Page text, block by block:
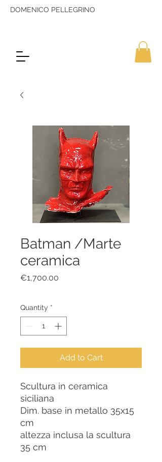
DOMENICO PELLEGRINO
Batman /Marte
ceramica
€1,700.00
Quantity *
Add to Cart
Scultura in ceramica
siciliana
Dim. base in metallo 35x15
cm
altezza inclusa la scultura
35 cm